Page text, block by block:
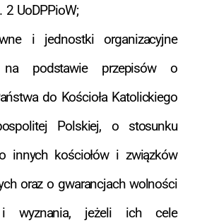
UoDPPioW;
i jednostki organizacyjne
na podstawie przepisów o
do Kościoła Katolickiego
Polskiej, o stosunku
innych kościołów i związków
oraz o gwarancjach wolności
i wyznania, jeżeli ich cele